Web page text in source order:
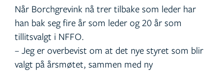
Når Borchgrevink nå trer tilbake som leder har
han bak seg fire år som leder og 20 år som
tillitsvalgt i NFFO.
– Jeg er overbevist om at det nye styret som blir
valgt på årsmøtet, sammen med ny